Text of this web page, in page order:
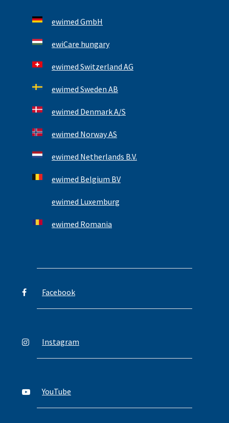
ewimed GmbH
ewiCare hungary
ewimed Switzerland AG
ewimed Sweden AB
ewimed Denmark A/S
ewimed Norway AS
ewimed Netherlands B.V.
ewimed Belgium BV
ewimed Luxemburg
ewimed Romania
Facebook
Instagram
YouTube